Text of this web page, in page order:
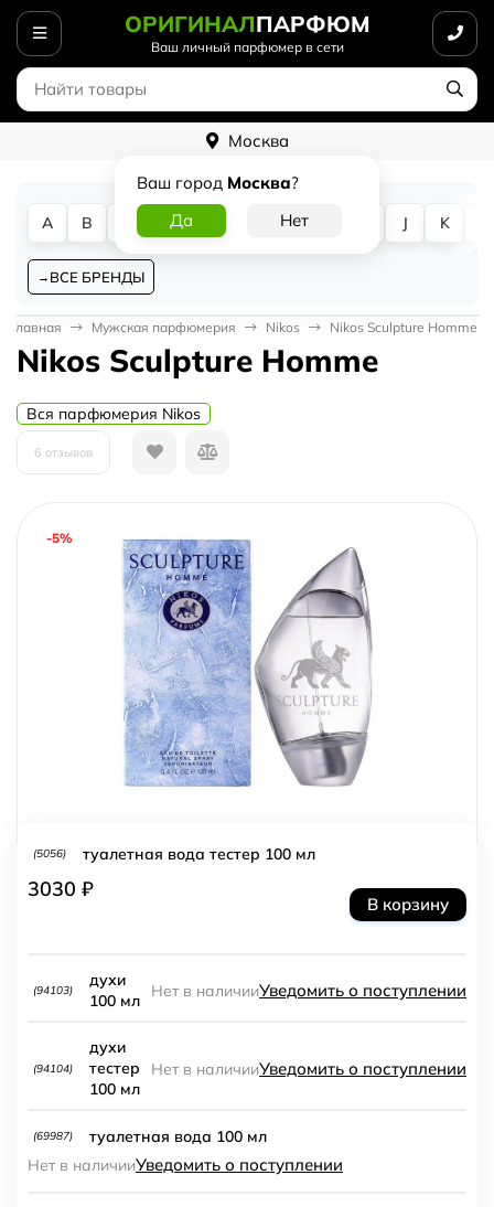
ОРИГИНАЛПАРФЮМ
Ваш личный парфюмер в сети
Москва
Ваш город Москва?
A B D G J K
ВСЕ БРЕНДЫ
Главная Мужская парфюмерия Nikos Nikos Sculpture Homme
Nikos Sculpture Homme
Вся парфюмерия Nikos
6 отзывов
-5%
(5056) туалетная вода тестер 100 мл
3030 ₽
В корзину
(94103)
духи
100 мл
Нет в наличииУведомить о поступлении
(94104)
духи
тестер
100 мл
Нет в наличииУведомить о поступлении
(69987)
туалетная вода 100 мл
Нет в наличииУведомить о поступлении